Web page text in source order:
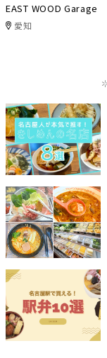
EAST WOOD Garage
愛知